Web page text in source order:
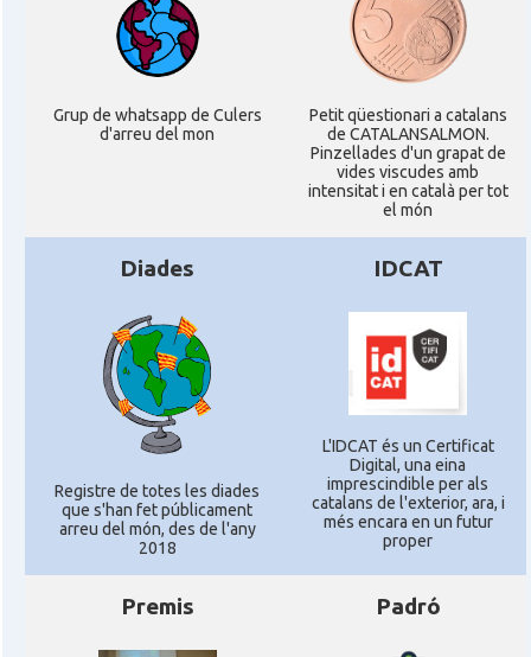
Grup de whatsapp de Culers
d'arreu del mon
Petit qüestionari a catalans
de CATALANSALMON.
Pinzellades d'un grapat de
vides viscudes amb
intensitat i en català per tot
el món
Diades
Registre de totes les diades
que s'han fet públicament
arreu del món, des de l'any
2018
IDCAT
L'IDCAT és un Certificat
Digital, una eina
imprescindible per als
catalans de l'exterior, ara, i
més encara en un futur
proper
Premis Padró